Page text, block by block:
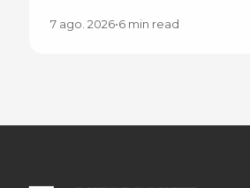
7 ago. 2026•6 min read